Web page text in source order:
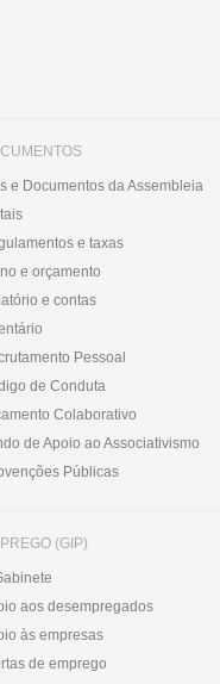
e Documentos da Assembleia
e taxas
e orçamento
e contas
Pessoal
de Conduta
Colaborativo
de Apoio ao Associativismo
Públicas
(GIP)
aos desempregados
às empresas
de emprego